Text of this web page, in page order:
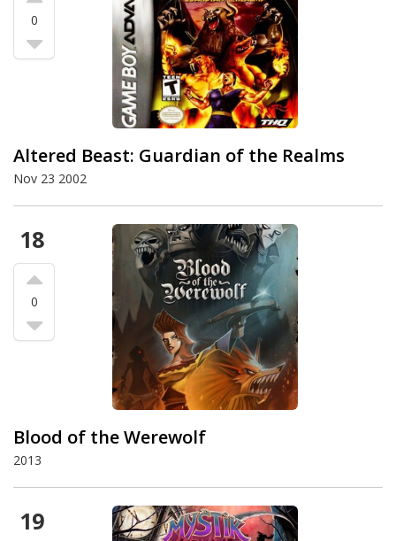
0
Altered Beast: Guardian of the Realms
Nov 23 2002
18
0
Blood of the Werewolf
2013
19